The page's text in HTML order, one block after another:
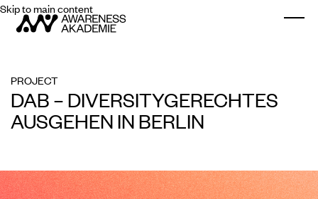
Skip to main content
PROJECT
DAB – DIVERSITYGERECHTES
AUSGEHEN IN BERLIN